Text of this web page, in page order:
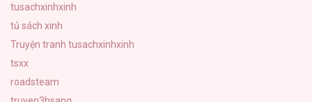
tusachxinhxinh
tủ sách xinh
Truyện tranh tusachxinhxinh
tsxx
roadsteam